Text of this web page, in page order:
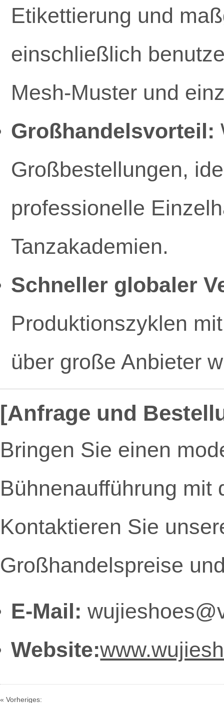
Etikettierung und
einschließlich
Mesh-Muster und
Großhandelsvorteil:
Großbestellungen,
professionelle
Tanzakademien.
Schneller globaler
Produktionszyklen
über große Anbieter
[Anfrage und
Bringen Sie einen
Bühnenaufführung mit
Kontaktieren Sie
Großhandelspreise
E-Mail:
Website:
« Vorheriges: